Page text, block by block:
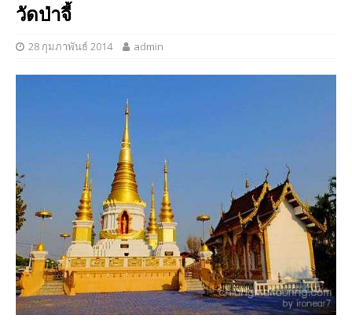
วัดป่าจี้
28 กุมภาพันธ์ 2014 admin